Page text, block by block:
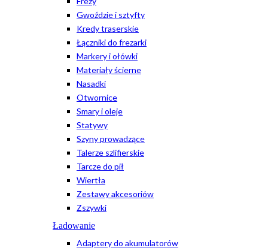
Gwoździe i sztyfty
Kredy traserskie
Łączniki do frezarki
Markery i ołówki
Materiały ścierne
Nasadki
Otwornice
Smary i oleje
Statywy
Szyny prowadzące
Talerze szlifierskie
Tarcze do pił
Wiertła
Zestawy akcesoriów
Zszywki
Ładowanie
Adaptery do akumulatorów